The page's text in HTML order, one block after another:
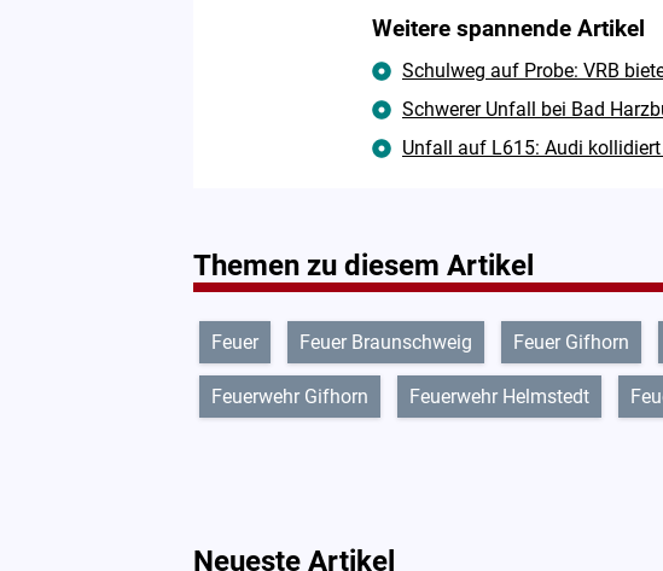
Weitere spannende Artikel
Schulweg auf Probe: VRB
Schwerer Unfall bei Bad
Unfall auf L615: Audi
Themen zu diesem Artikel
Feuer Feuer Braunschweig Feuer Gifhorn
Feuerwehr Gifhorn Feuerwehr Helmstedt
Neueste Artikel